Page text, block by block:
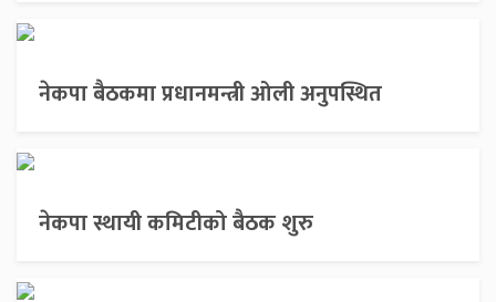
नेकपा बैठकमा प्रधानमन्त्री ओली अनुपस्थित
नेकपा स्थायी कमिटीको बैठक शुरु